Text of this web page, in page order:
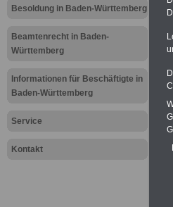
Besoldung in Baden-Württemberg
Beamtenrecht in Baden-
Württemberg
Informationen für Beschäftigte in
Baden-Württemberg
Service
Kontakt